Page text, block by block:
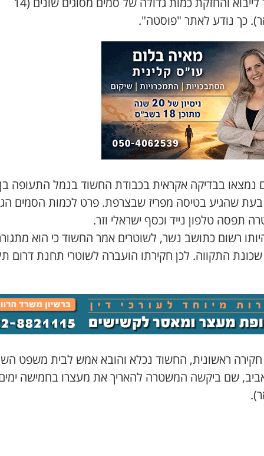
כך נודע לאתר "פוסטה".
נמצאו בבדיקה אקראית בכבודת החשוד בנמל התעופה בן
בעת שהגיע בטיסה מפריז שבצרפת. פרט לכמות הסמים
תפסה טלפון נייד וכסף ישראלי וזר.
רשום כתושב נשר, לשוטרים אמר החשוד כי הוא
שכונת התקווה. לכן חקירתו הועברה לשוטרי תחנת דרום
ראשונית, החשוד נכלא והובא אמש לבית משפט